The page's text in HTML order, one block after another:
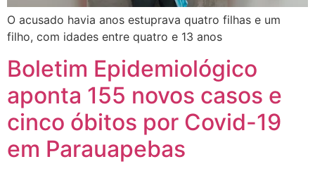
O acusado havia anos estuprava quatro filhas e um
filho, com idades entre quatro e 13 anos
Boletim Epidemiológico
aponta 155 novos casos e
cinco óbitos por Covid-19
em Parauapebas